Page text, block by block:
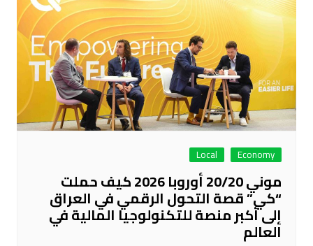
Economy
Local
موني 20/20 أوروبا 2026 كيف حملت
“كي” قصة التحول الرقمي في العراق
إلى أكبر منصة للتكنولوجيا المالية في
العالم